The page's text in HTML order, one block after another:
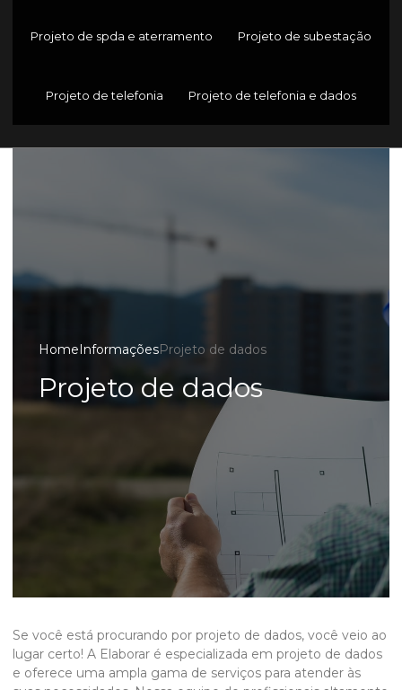
Projeto de spda e aterramento Projeto de subestação
Projeto de telefonia Projeto de telefonia e dados
HomeInformaçõesProjeto de dados
Projeto de dados
Se você está procurando por projeto de dados, você veio ao
lugar certo! A Elaborar é especializada em projeto de dados
e oferece uma ampla gama de serviços para atender às